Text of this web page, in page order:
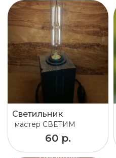
Светильник
мастер СВЕТИМ
60 р.